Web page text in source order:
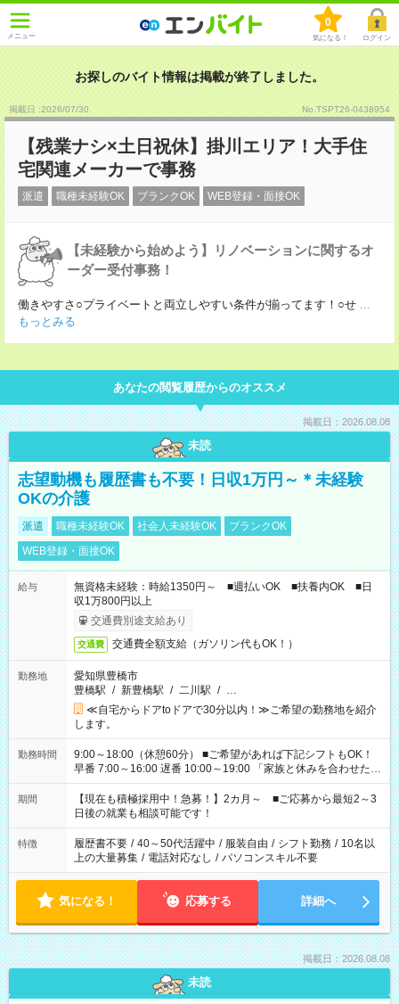
メニュー
0
気になる！ ログイン
お探しのバイト情報は掲載が終了しました。
掲載日 :2026/07/30 No.TSPT26-0438954
【残業ナシ×土日祝休】掛川エリア！大手住
宅関連メーカーで事務
派遣 職種未経験OK ブランクOK WEB登録・面接OK
【未経験から始めよう】リノベーションに関するオ
ーダー受付事務！
働きやすさ○プライベートと両立しやすい条件が揃ってます！○せ ...
もっとみる
あなたの閲覧履歴からのオススメ
掲載日：2026.08.08
未読
志望動機も履歴書も不要！日収1万円～＊未経験
OKの介護
派遣 職種未経験OK 社会人未経験OK
ブランクOK
WEB登録・面接OK
給与
無資格未経験：時給1350円～ ■週払いOK ■扶養内OK ■日
収1万800円以上
交通費別途支給あり
交通費 交通費全額支給（ガソリン代もOK！）
勤務地
愛知県豊橋市
豊橋駅 / 新豊橋駅 / 二川駅 / …
≪自宅からドアtoドアで30分以内！≫ご希望の勤務地を紹介
します。
勤務時間
9:00～18:00（休憩60分） ■ご希望があれば下記シフトもOK！
早番 7:00～16:00 遅番 10:00～19:00 「家族と休みを合わせた
い」 「余裕を持って夕飯の準備がしたい」 「できれば残業はし
たくない」 など、ご希望を教えてくださいね。 ※Wワーク希望
の方へ 今ご覧のお仕事で希望する勤務時間と、もう1つのお仕事
の勤務時間。 合計で週40時間を超える場合は応募できません。
期間
【現在も積極採用中！急募！】2カ月～ ■ご応募から最短2～3
日後の就業も相談可能です！
特徴 履歴書不要 / 40～50代活躍中 / 服装自由 / シフト勤務 / 10名以
上の大量募集 / 電話対応なし / パソコンスキル不要
気になる！ 応募する 詳細へ
掲載日：2026.08.08
未読